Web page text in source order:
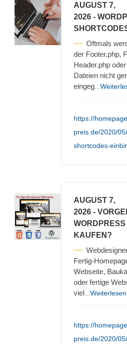
AUGUST 7,
2026 -
Oftmals
der Footer.php,
Header.php
Dateien nicht
eingeg
https://
preis.de/2020/
shortcodes-
AUGUST 7,
2026 -
KAUFEN?
Fertig-
Webseite,
oder fertige
viel ...Weiterlesen
https://
preis.de/2020/